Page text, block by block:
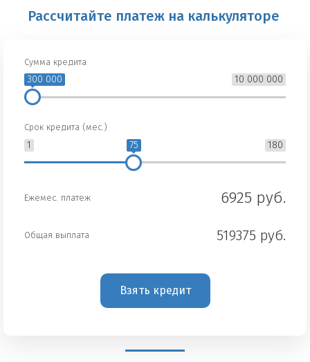
Рассчитайте платеж на калькуляторе
Сумма кредита
10 000 000
300 000
Срок кредита (мес.)
1 180
75
Ежемес. платеж 6925 руб.
Общая выплата 519375 руб.
Взять кредит